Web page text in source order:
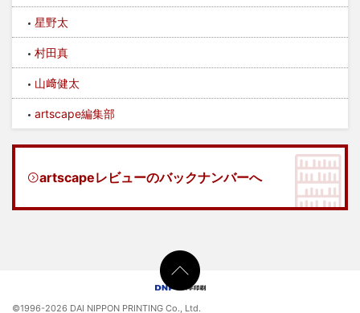
星野太
村田真
山﨑健太
artscape編集部
artscapeレビューのバックナンバーへ
©1996-2026 DAI NIPPON PRINTING Co., Ltd.